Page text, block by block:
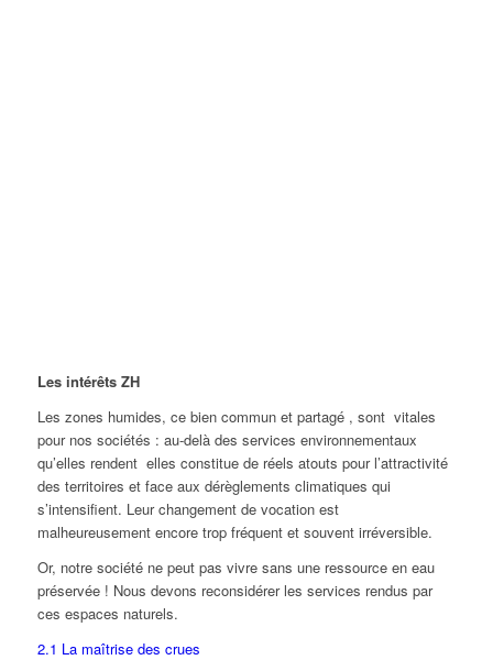
Les intérêts ZH
Les zones humides, ce bien commun et partagé , sont vitales
pour nos sociétés : au-delà des services environnementaux
qu’elles rendent elles constitue de réels atouts pour l’attractivité
des territoires et face aux dérèglements climatiques qui
s’intensifient. Leur changement de vocation est
malheureusement encore trop fréquent et souvent irréversible.
Or, notre société ne peut pas vivre sans une ressource en eau
préservée ! Nous devons reconsidérer les services rendus par
ces espaces naturels.
2.1 La maîtrise des crues